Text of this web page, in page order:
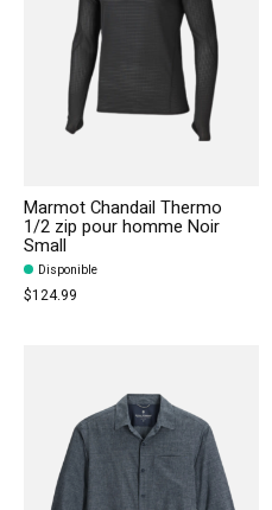
Marmot Chandail Thermo
1/2 zip pour homme Noir
Small
Disponible
$124.99